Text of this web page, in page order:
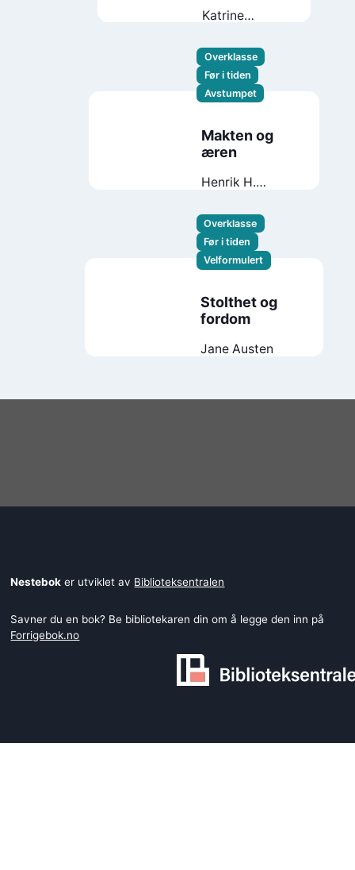
Katrine
Overklasse
Før i tiden
Avstumpet
Makten og
æren
Henrik H.
Overklasse
Før i tiden
Velformulert
Stolthet og
fordom
Jane Austen
Nestebok er utviklet av Biblioteksentralen
Savner du en bok? Be bibliotekaren din om å legge den inn på
Forrigebok.no